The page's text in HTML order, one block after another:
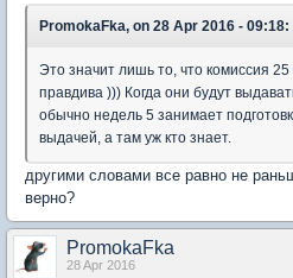
PromokaFka, on 28 Apr 2016 - 09:18:
Это значит лишь то, что комиссия
правдива ))) Когда они будут
обычно недель 5 занимает
выдачей, а там уж кто знает.
другими словами все равно не
верно?
PromokaFka
28 Apr 2016